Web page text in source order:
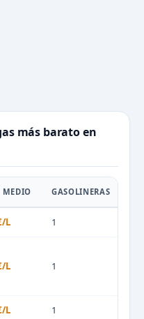
más barato en
MEDIO GASOLINERAS
L 1
L 1
L 1